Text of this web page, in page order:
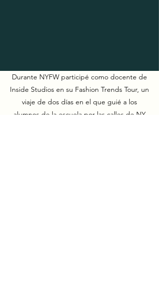
Durante NYFW participé como docente de
Inside Studios en su Fashion Trends Tour, un
viaje de dos días en el que guié a los
alumnos de la escuela por las calles de NY